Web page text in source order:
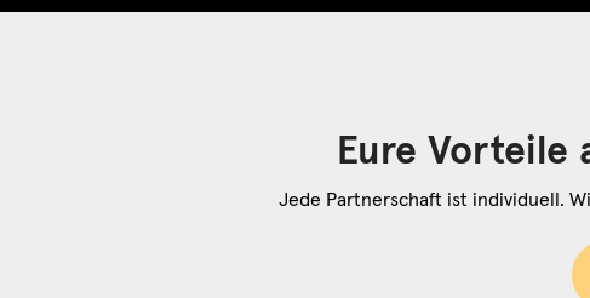
Eure Vorteile
Jede Partnerschaft ist individuell.